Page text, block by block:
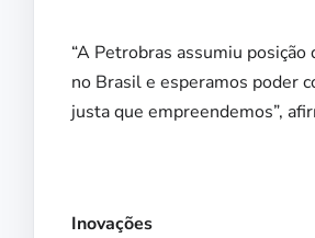
“A Petrobras assumiu
no Brasil e esperamos poder
justa que empreendemos”,
Inovações